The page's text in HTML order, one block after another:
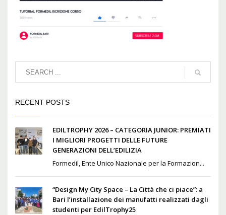
RECENT POSTS
EDILTROPHY 2026 – CATEGORIA JUNIOR: PREMIATI
I MIGLIORI PROGETTI DELLE FUTURE
GENERAZIONI DELL’EDILIZIA
Formedil, Ente Unico Nazionale per la Formazion...
“Design My City Space – La Città che ci piace”: a
Bari l’installazione dei manufatti realizzati dagli
studenti per EdilTrophy25